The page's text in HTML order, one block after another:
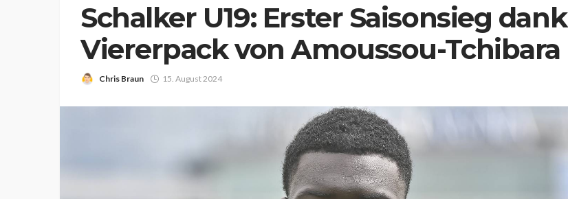
Schalker U19: Erster Saisonsieg dank
Viererpack von Amoussou-Tchibara
Chris Braun 15. August 2024